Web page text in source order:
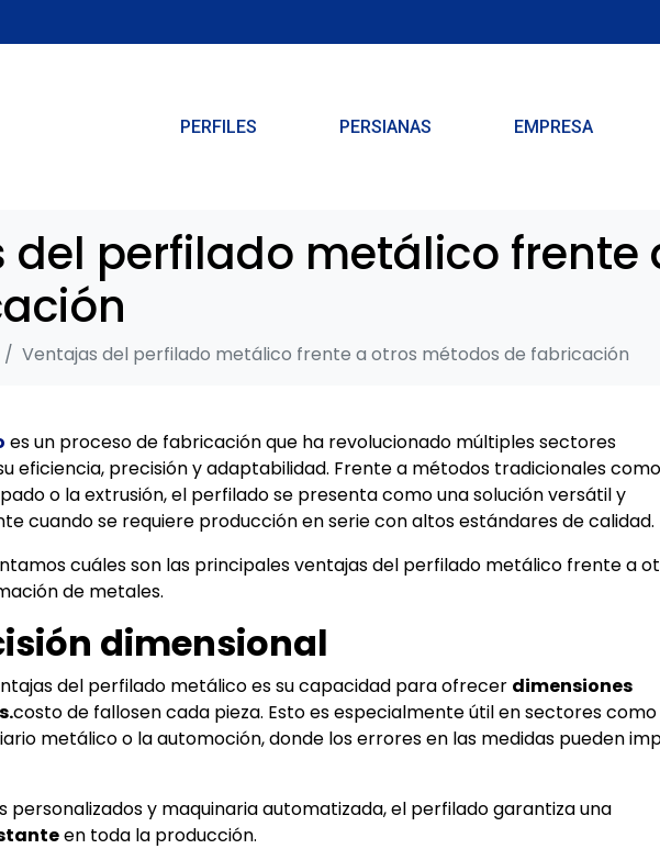
PERFILES PERSIANAS EMPRESA
del perfilado metálico frente
Ventajas del perfilado metálico frente a otros métodos de fabricación
es un proceso de fabricación que ha revolucionado múltiples sectores
eficiencia, precisión y adaptabilidad. Frente a métodos tradicionales
o la extrusión, el perfilado se presenta como una solución versátil y
cuando se requiere producción en serie con altos estándares de calidad.
cuáles son las principales ventajas del perfilado metálico frente a
de metales.
dimensional
del perfilado metálico es su capacidad para ofrecer dimensiones
costo de fallosen cada pieza. Esto es especialmente útil en sectores
metálico o la automoción, donde los errores en las medidas pueden
personalizados y maquinaria automatizada, el perfilado garantiza una
en toda la producción.